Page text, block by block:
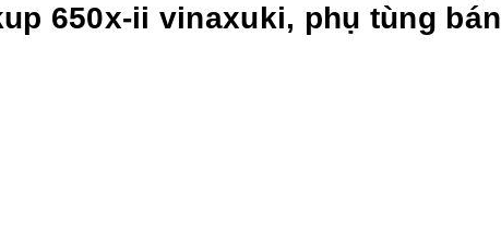
650x-ii vinaxuki, phụ tùng bán